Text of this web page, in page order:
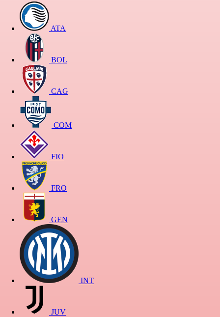
ATA
BOL
CAG
COM
FIO
FRO
GEN
INT
JUV